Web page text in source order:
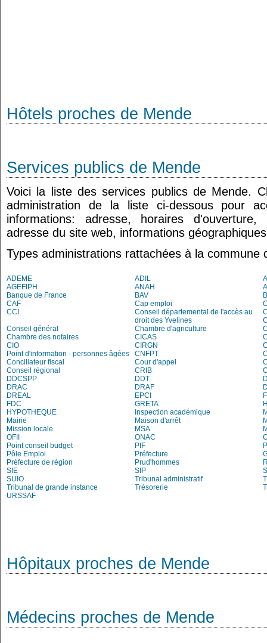
Hôtels proches de Mende
Services publics de Mende
Voici la liste des services publics de Mende.
administration de la liste ci-dessous pour
informations: adresse, horaires
adresse du site web, informations
Types administrations rattachées à la commune
ADEME ADIL
AGEFIPH
ANAH
Banque de France
BAV
CAF
Cap emploi
CCI
Conseil départemental de l'accès au
droit des Yvelines
Conseil général
Chambre d'agriculture
Chambre des notaires
CICAS
CIO
CIRGN
Point d'information - personnes âgées
CNFPT
Conciliateur fiscal
Cour d'appel
Conseil régional
CRIB
DDCSPP
DDT
DRAC
DRAF
DREAL
EPCI
FDC
GRETA
HYPOTHEQUE
Inspection académique
Mairie
Maison d'arrêt
Mission locale
MSA
OFII
ONAC
Point conseil budget
PIF
Pôle Emploi
Préfecture
Préfecture de région
Prud'hommes
SIE
SIP
SUIO
Tribunal administratif
Tribunal de grande instance
Trésorerie
URSSAF
Hôpitaux proches de Mende
Médecins proches de Mende